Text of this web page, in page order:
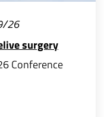
26
surgery
Conference